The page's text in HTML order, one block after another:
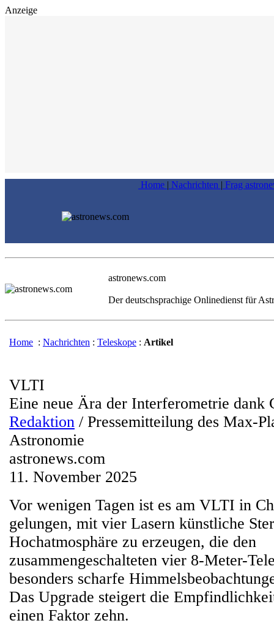
Anzeige
Home | Nachrichten | Frag
astronews.com
Der deutschsprachige Onlinedienst für
Home : Nachrichten : Teleskope : Artikel
VLTI
Eine neue Ära der Interferometrie
Redaktion / Pressemitteilung des Max-
Astronomie
astronews.com
11. November 2025
Vor wenigen Tagen ist es am VLTI in
gelungen, mit vier Lasern künstliche
Hochatmosphäre zu erzeugen, die den
zusammengeschalteten vier 8-Meter-
besonders scharfe
Das Upgrade steigert die
einen Faktor zehn.